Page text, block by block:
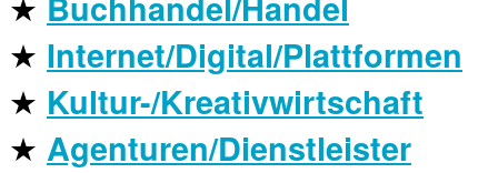
★ Internet/Digital/Plattformen
★ Kultur-/Kreativwirtschaft
★ Agenturen/Dienstleister